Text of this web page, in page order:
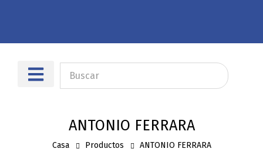
ANTONIO FERRARA
Casa Productos ANTONIO FERRARA